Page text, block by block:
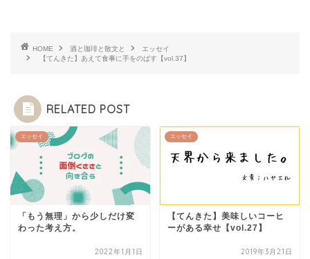
HOME 酒と珈琲と散文と
エッセイ
【てんきた】あえて食事に手をのばす【vol.37】
RELATED POST
エッセイ
「もう無理」から少しだけ変
わった考え方。
2022年1月1日
エッセイ
【てんきた】美味しいコーヒ
ーがある幸せ【vol.27】
2019年3月21日